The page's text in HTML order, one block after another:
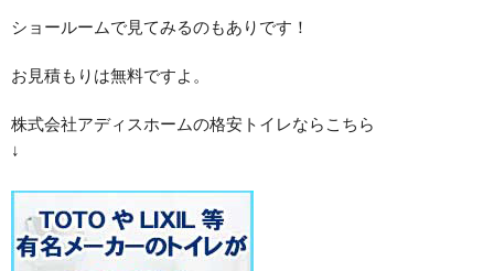
ショールームで見てみるのもありです！
お見積もりは無料ですよ。
株式会社アディスホームの格安トイレならこちら
↓